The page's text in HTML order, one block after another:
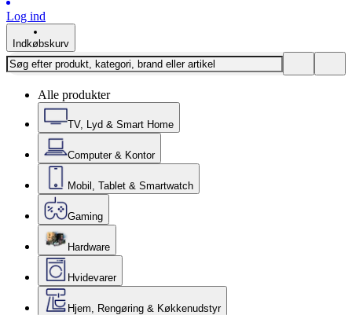
Log ind
Indkøbskurv
Alle produkter
TV, Lyd & Smart Home
Computer & Kontor
Mobil, Tablet & Smartwatch
Gaming
Hardware
Hvidevarer
Hjem, Rengøring & Køkkenudstyr